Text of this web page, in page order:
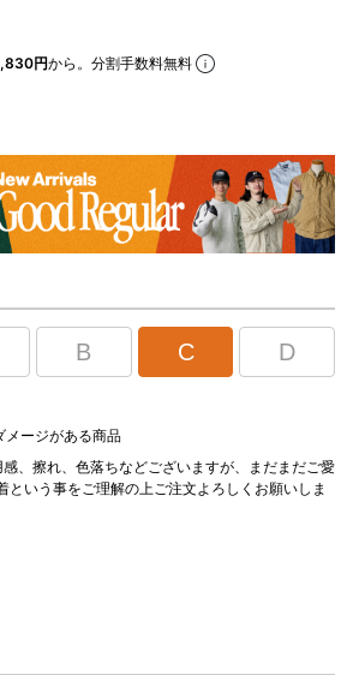
円から。分割手数料無料
B C D
メージがある商品
、擦れ、色落ちなどございますが、まだまだご愛
という事をご理解の上ご注文よろしくお願いしま